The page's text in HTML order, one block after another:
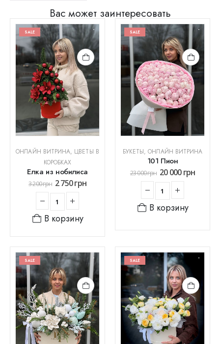
Вас может заинтересовать
SALE
ОНЛАЙН ВИТРИНА, ЦВЕТЫ В
КОРОБКАХ
Елка из нобилиса
3 200грн 2 750грн
В корзину
SALE
БУКЕТЫ,ОНЛАЙН ВИТРИНА
101 Пион
23 000грн 20 000грн
В корзину
SALE SALE